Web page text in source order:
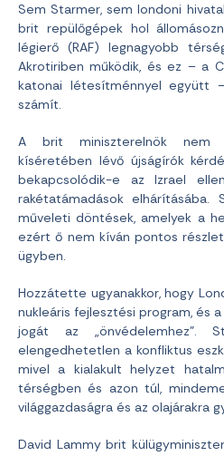
Sem Starmer, sem londoni
brit repülőgépek hol
légierő (RAF) legnagyobb
Akrotiriben működik, és ez – a
katonai létesítménnyel együtt
számít.
A brit miniszterelnök nem
kíséretében lévő újságírók
bekapcsolódik-e az Izrael
rakétatámadások
műveleti döntések, amelyek a
ezért ő nem kíván pontos
ügyben.
Hozzátette ugyanakkor, hogy
nukleáris fejlesztési program, és
jogát az „önvédelemhez”.
elengedhetetlen a konfliktus
mivel a kialakult helyzet
térségben és azon túl,
világgazdaságra és az olajárakra
David Lammy brit